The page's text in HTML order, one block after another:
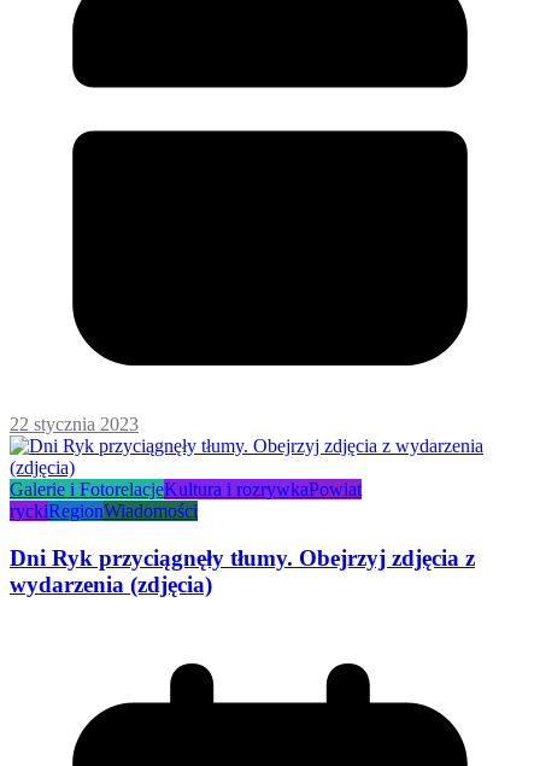
22 stycznia 2023
Galerie i FotorelacjeKultura i rozrywkaPowiat
ryckiRegionWiadomości
Dni Ryk przyciągnęły tłumy. Obejrzyj zdjęcia z
wydarzenia (zdjęcia)